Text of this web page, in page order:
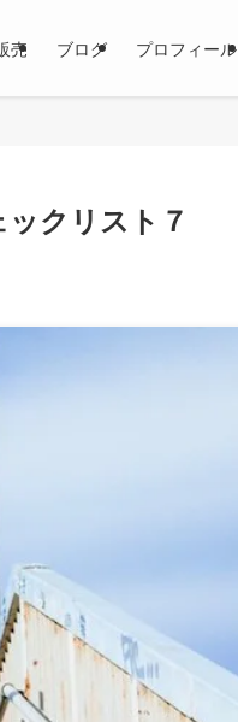
売 ブログ プロフィール
クリスト７